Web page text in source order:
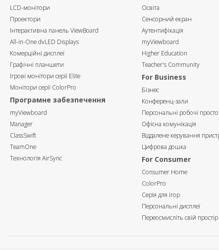
LCD-монітори
Проектори
Інтерактивна панель ViewBoard
All-in-One dvLED Displays
Комерційні дисплеї
Графічні планшети
Ігрові монітори серії Elite
Монітори серії ColorPro
Програмне забезпечення
myViewboard
Manager
ClassSwift
TeamOne
Технологія AirSync
Освіта
Сенсорний екран
Аутентифікація
myViewboard
Higher Education
Teacher's Community
For Business
Бізнес
Конференц-зали
Персональні робочі
Офісна комунікація
Віддалене керування
Цифрова дошка
For Consumer
Consumer Home
ColorPro
Серія для ігор
Персональні дисплеї
Переосмисліть свій простір